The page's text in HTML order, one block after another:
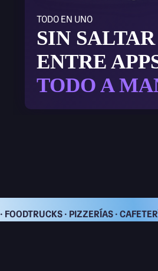
TODO EN UNO
SIN SALTAR
ENTRE
TODO A
· FOODTRUCKS · PIZZERÍAS ·